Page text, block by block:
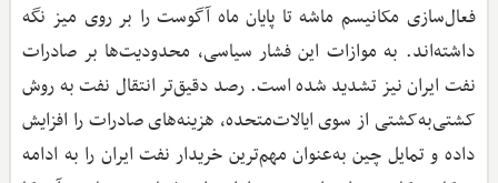
فعال‌سازی مکانیسم ماشه تا پایان ماه آگوست را بر روی میز نگه
داشته‌اند. به موازات این فشار سیاسی، محدودیت‌ها بر صادرات
نفت ایران نیز تشدید شده است. رصد دقیق‌تر انتقال نفت به روش
کشتی‌به‌کشتی از سوی ایالات‌متحده، هزینه‌های صادرات را افزایش
داده و تمایل چین به‌عنوان مهم‌ترین خریدار نفت ایران را به ادامه